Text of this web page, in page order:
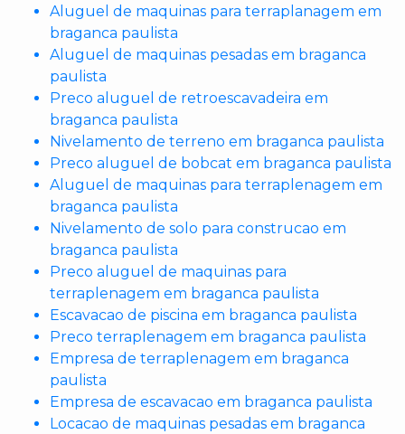
Aluguel de maquinas para terraplanagem em
braganca paulista
Aluguel de maquinas pesadas em braganca
paulista
Preco aluguel de retroescavadeira em
braganca paulista
Nivelamento de terreno em braganca paulista
Preco aluguel de bobcat em braganca paulista
Aluguel de maquinas para terraplenagem em
braganca paulista
Nivelamento de solo para construcao em
braganca paulista
Preco aluguel de maquinas para
terraplenagem em braganca paulista
Escavacao de piscina em braganca paulista
Preco terraplenagem em braganca paulista
Empresa de terraplenagem em braganca
paulista
Empresa de escavacao em braganca paulista
Locacao de maquinas pesadas em braganca